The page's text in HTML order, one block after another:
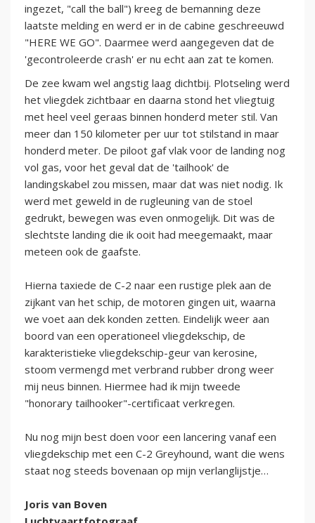
ingezet, "call the ball") kreeg de bemanning deze
laatste melding en werd er in de cabine geschreeuwd
"HERE WE GO". Daarmee werd aangegeven dat de
'gecontroleerde crash' er nu echt aan zat te komen.
De zee kwam wel angstig laag dichtbij. Plotseling werd
het vliegdek zichtbaar en daarna stond het vliegtuig
met heel veel geraas binnen honderd meter stil. Van
meer dan 150 kilometer per uur tot stilstand in maar
honderd meter. De piloot gaf vlak voor de landing nog
vol gas, voor het geval dat de 'tailhook' de
landingskabel zou missen, maar dat was niet nodig. Ik
werd met geweld in de rugleuning van de stoel
gedrukt, bewegen was even onmogelijk. Dit was de
slechtste landing die ik ooit had meegemaakt, maar
meteen ook de gaafste.
Hierna taxiede de C-2 naar een rustige plek aan de
zijkant van het schip, de motoren gingen uit, waarna
we voet aan dek konden zetten. Eindelijk weer aan
boord van een operationeel vliegdekschip, de
karakteristieke vliegdekschip-geur van kerosine,
stoom vermengd met verbrand rubber drong weer
mij neus binnen. Hiermee had ik mijn tweede
"honorary tailhooker"-certificaat verkregen.
Nu nog mijn best doen voor een lancering vanaf een
vliegdekschip met een C-2 Greyhound, want die wens
staat nog steeds bovenaan op mijn verlanglijstje…
Joris van Boven